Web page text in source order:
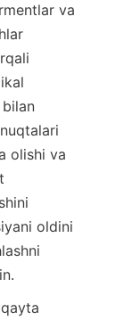
va
olishi va
oldini